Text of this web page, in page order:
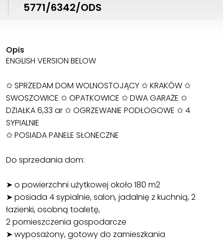
5771/6342/ODS
Opis
ENGLISH VERSION BELOW
✩ SPRZEDAM DOM WOLNOSTOJĄCY ✩ KRAKÓW ✩
SWOSZOWICE ✩ OPATKOWICE ✩ DWA GARAŻE ✩
DZIAŁKA 6,33 ar ✩ OGRZEWANIE PODŁOGOWE ✩ 4
SYPIALNIE
✩ POSIADA PANELE SŁONECZNE
Do sprzedania dom:
➤ o powierzchni użytkowej około 180 m2
➤ posiada 4 sypialnie, salon, jadalnię z kuchnią, 2
łazienki, osobną toaletę,
2 pomieszczenia gospodarcze
➤ wyposażony, gotowy do zamieszkania